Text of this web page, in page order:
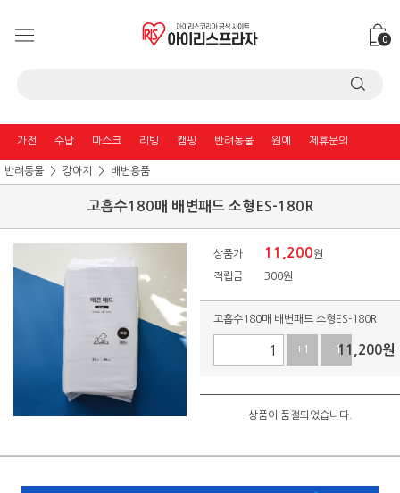
0
가전 수납 마스크 리빙 캠핑 반려동물 원예 제휴문의
반려동물 강아지 배변용품
고흡수180매 배변패드 소형ES-180R
상품가 11,200원
적립금 300원
고흡수180매 배변패드 소형ES-180R
+1 -111,200원
상품이 품절되었습니다.